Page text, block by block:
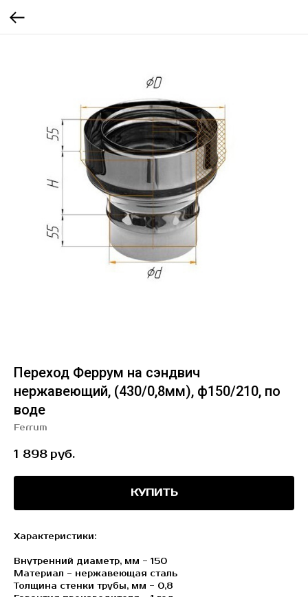
Переход Феррум на сэндвич
нержавеющий, (430/0,8мм), ф150/210, по
воде
Ferrum
1 898 руб.
КУПИТЬ
Характеристики:
Внутренний диаметр, мм - 150
Материал - нержавеющая сталь
Толщина стенки трубы, мм - 0,8